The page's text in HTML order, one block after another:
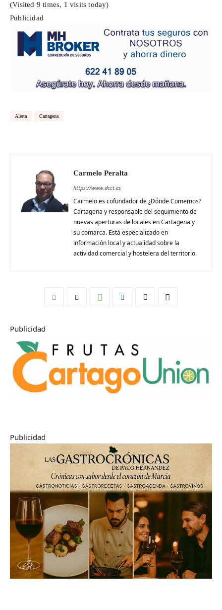
(Visited 9 times, 1 visits today)
Publicidad
Alerta Cartagena
Carmelo Peralta
https://www.dcct.es
Carmelo es cofundador de ¿Dónde Comemos?
Cartagena y responsable del seguimiento de
nuevas aperturas de locales en Cartagena y
su comarca. Está especializado en
información local y actualidad sobre la
actividad comercial y hostelera del territorio.
Publicidad
Publicidad